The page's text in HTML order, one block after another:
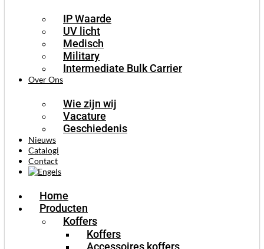
IP Waarde
UV licht
Medisch
Military
Intermediate Bulk Carrier
Over Ons
Wie zijn wij
Vacature
Geschiedenis
Nieuws
Catalogi
Contact
Home
Producten
Koffers
Koffers
Accessoires koffers